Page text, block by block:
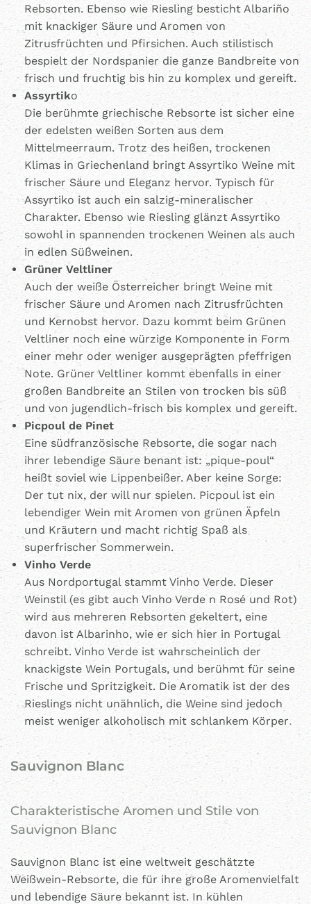
Rebsorten. Ebenso wie Riesling besticht Albariño
mit knackiger Säure und Aromen von
Zitrusfrüchten und Pfirsichen. Auch stilistisch
bespielt der Nordspanier die ganze Bandbreite von
frisch und fruchtig bis hin zu komplex und gereift.
Assyrtiko
Die berühmte griechische Rebsorte ist sicher eine
der edelsten weißen Sorten aus dem
Mittelmeerraum. Trotz des heißen, trockenen
Klimas in Griechenland bringt Assyrtiko Weine mit
frischer Säure und Eleganz hervor. Typisch für
Assyrtiko ist auch ein salzig-mineralischer
Charakter. Ebenso wie Riesling glänzt Assyrtiko
sowohl in spannenden trockenen Weinen als auch
in edlen Süßweinen.
Grüner Veltliner
Auch der weiße Österreicher bringt Weine mit
frischer Säure und Aromen nach Zitrusfrüchten
und Kernobst hervor. Dazu kommt beim Grünen
Veltliner noch eine würzige Komponente in Form
einer mehr oder weniger ausgeprägten pfeffrigen
Note. Grüner Veltliner kommt ebenfalls in einer
großen Bandbreite an Stilen von trocken bis süß
und von jugendlich-frisch bis komplex und gereift.
Picpoul de Pinet
Eine südfranzösische Rebsorte, die sogar nach
ihrer lebendige Säure benant ist: „pique-poul“
heißt soviel wie Lippenbeißer. Aber keine Sorge:
Der tut nix, der will nur spielen. Picpoul ist ein
lebendiger Wein mit Aromen von grünen Äpfeln
und Kräutern und macht richtig Spaß als
superfrischer Sommerwein.
Vinho Verde
Aus Nordportugal stammt Vinho Verde. Dieser
Weinstil (es gibt auch Vinho Verde n Rosé und Rot)
wird aus mehreren Rebsorten gekeltert, eine
davon ist Albarinho, wie er sich hier in Portugal
schreibt. Vinho Verde ist wahrscheinlich der
knackigste Wein Portugals, und berühmt für seine
Frische und Spritzigkeit. Die Aromatik ist der des
Rieslings nicht unähnlich, die Weine sind jedoch
meist weniger alkoholisch mit schlankem Körper.
Sauvignon Blanc
Charakteristische Aromen und Stile von
Sauvignon Blanc
Sauvignon Blanc ist eine weltweit geschätzte
Weißwein-Rebsorte, die für ihre große Aromenvielfalt
und lebendige Säure bekannt ist. In kühlen